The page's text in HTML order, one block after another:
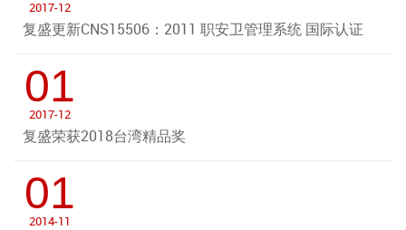
2017-12
复盛更新CNS15506：2011 职安卫管理系统 国际认证
01
2017-12
复盛荣获2018台湾精品奖
01
2014-11